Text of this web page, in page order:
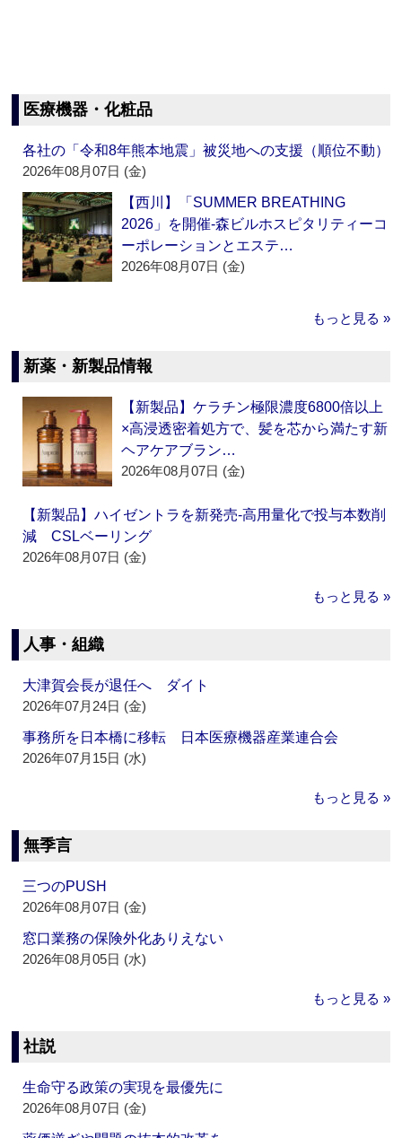
医療機器・化粧品
各社の「令和8年熊本地震」被災地への支援（順位不動）
2026年08月07日 (金)
【西川】「SUMMER BREATHING
2026」を開催‐森ビルホスピタリティーコ
ーポレーションとエステ…
2026年08月07日 (金)
もっと見る »
新薬・新製品情報
【新製品】ケラチン極限濃度6800倍以上
×高浸透密着処方で、髪を芯から満たす新
ヘアケアブラン…
2026年08月07日 (金)
【新製品】ハイゼントラを新発売‐高用量化で投与本数削
減 CSLベーリング
2026年08月07日 (金)
もっと見る »
人事・組織
大津賀会長が退任へ ダイト
2026年07月24日 (金)
事務所を日本橋に移転 日本医療機器産業連合会
2026年07月15日 (水)
もっと見る »
無季言
三つのPUSH
2026年08月07日 (金)
窓口業務の保険外化ありえない
2026年08月05日 (水)
もっと見る »
社説
生命守る政策の実現を最優先に
2026年08月07日 (金)